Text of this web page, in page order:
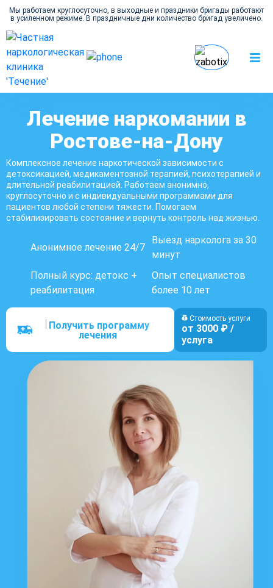
Мы работаем круглосуточно, в выходные и праздники бригады работают
в усиленном режиме. В праздничные дни количество бригад увеличено.
Наркология Течение в Ростове-на-Дону
Лечение наркомании в
Ростове-на-Дону
Комплексное лечение наркотической зависимости с
детоксикацией, медикаментозной терапией, психотерапией и
длительной реабилитацией. Работаем анонимно,
круглосуточно и с индивидуальными программами для
пациентов любой степени тяжести. Помогаем
стабилизировать состояние и вернуть контроль над жизнью.
Анонимное лечение 24/7
Выезд нарколога за 30
минут
Полный курс: детокс +
реабилитация
Опыт специалистов
более 10 лет
лечения
Стоимость услуги
от 3000 ₽ /
услуга